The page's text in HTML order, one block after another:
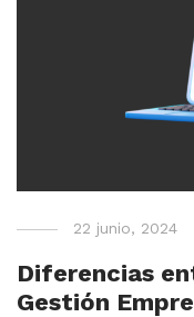
22 junio, 2024
Diferencias
Gestión